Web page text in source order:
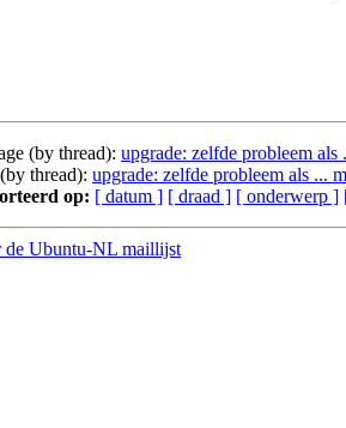
(by thread): upgrade: zelfde probleem
thread): upgrade: zelfde probleem als ...
op: [ datum ] [ draad ] [ onderwerp ]
de Ubuntu-NL maillijst